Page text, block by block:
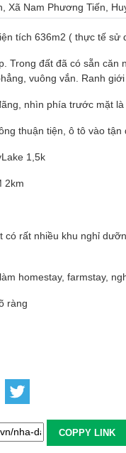
Xã Nam Phương Tiến,
tích 636m2 ( thực tế
Trong đất đã có sẵn
vuông vắn. Ranh
nhìn phía trước mặt
thuận tiện, ô tô vào tận
1,5k
2km
có rất nhiều khu nghỉ
homestay, farmstay,
ràng
COPPY LINK